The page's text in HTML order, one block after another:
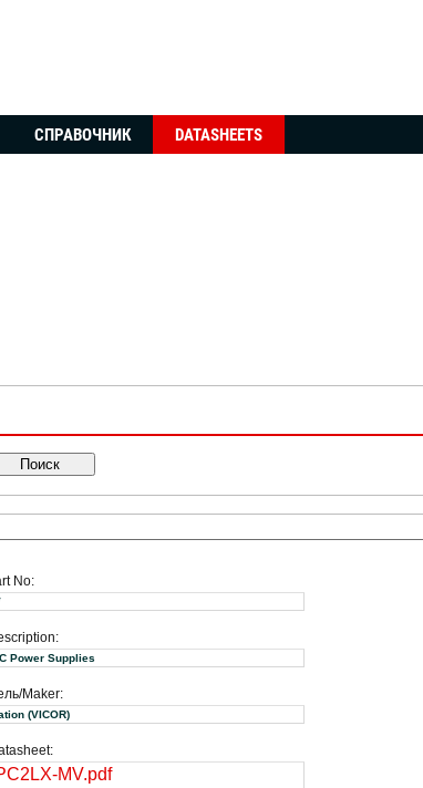
СПРАВОЧНИК DATASHEETS
Поиск
No:
Power Supplies
Maker:
Vicor Corporation (VICOR)
MV.pdf